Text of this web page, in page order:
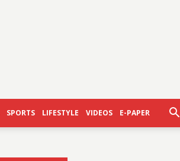
SPORTS LIFESTYLE VIDEOS E-PAPER